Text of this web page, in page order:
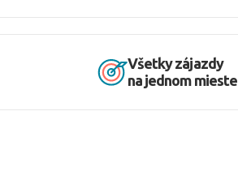
Všetky zájazdy
na jednom mieste